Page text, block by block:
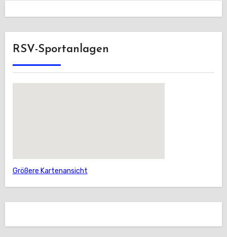
RSV-Sportanlagen
Größere Kartenansicht